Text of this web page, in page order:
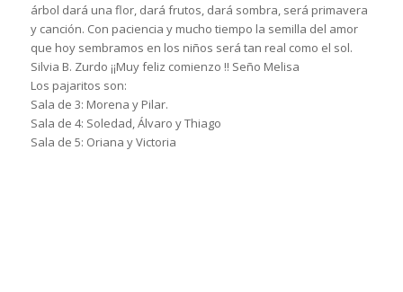
árbol dará una flor, dará frutos, dará sombra, será primavera
y canción. Con paciencia y mucho tiempo la semilla del amor
que hoy sembramos en los niños será tan real como el sol.
Silvia B. Zurdo ¡¡Muy feliz comienzo !! Seño Melisa
Los pajaritos son:
Sala de 3: Morena y Pilar.
Sala de 4: Soledad, Álvaro y Thiago
Sala de 5: Oriana y Victoria